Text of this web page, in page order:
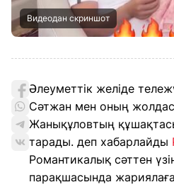
Видеодан скриншот
Әлеуметтік желіде
Сәтжан мен оның
Жанықұловтың
тарады. деп хабарлайды
Романтикалық сәттен
парақшасында